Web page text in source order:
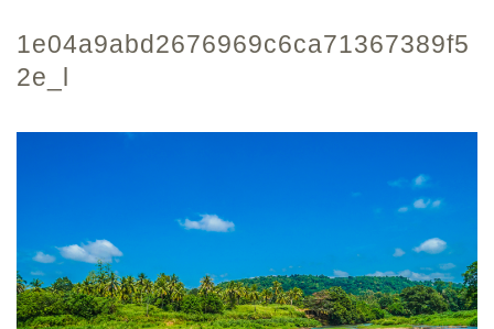
1e04a9abd2676969c6ca71367389f5
2e_l